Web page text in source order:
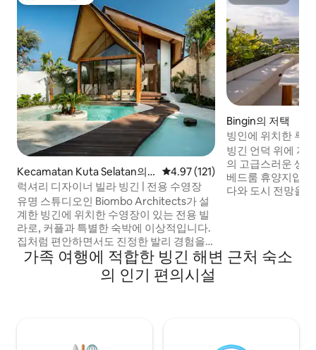
Kecamatan Kuta Selatan의
집
평점 4.97점(5점 만점), 후기 121
4.97 (121)
럭셔리 디자이너 빌라 빙긴 | 전용 수영장
유명 스튜디오인 Biombo Architects가 설
계한 빙긴에 위치한 수영장이 있는 전용 빌
라로, 커플과 특별한 숙박에 이상적입니다.
집처럼 편안하면서도 진정한 발리 경험을
제공하는 따뜻하고 독특한 공간입니다. 탁
트인 거실은 전용 정원과 수영장으로 연결
되며, 여유로운 아침, 일몰을 감상하는 수
Bingin의 저택
빙인에 위치한 루
적인 오션뷰 빌라
빙긴 언덕 위에 자
의 고급스러운 생
베드룸 휴양지입
다와 도시 전망을
리함, 프라이버시,
가족 여행에 적합한 빙긴 해변 근처 숙소
의 인기 편의시설